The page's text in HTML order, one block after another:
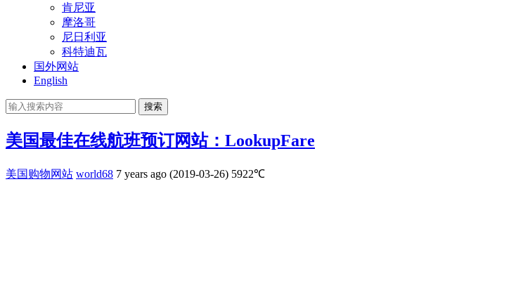
肯尼亚
摩洛哥
尼日利亚
科特迪瓦
国外网站
English
搜索
美国最佳在线航班预订网站：LookupFare
美国购物网站 world68 7 years ago (2019-03-26) 5922℃